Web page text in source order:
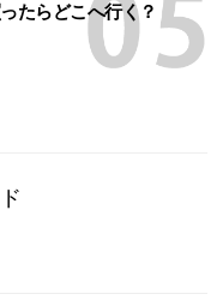
ったらどこへ行く？